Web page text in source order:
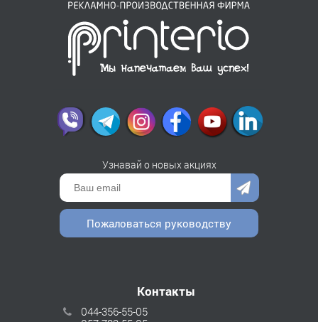
Узнавай о новых акциях
Пожаловаться руководству
Контакты
044-356-55-05